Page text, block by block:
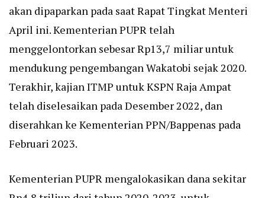
akan dipaparkan pada saat Rapat Tingkat Menteri
April ini. Kementerian PUPR telah
menggelontorkan sebesar Rp13,7 miliar untuk
mendukung pengembangan Wakatobi sejak 2020.
Terakhir, kajian ITMP untuk KSPN Raja Ampat
telah diselesaikan pada Desember 2022, dan
diserahkan ke Kementerian PPN/Bappenas pada
Februari 2023.
Kementerian PUPR mengalokasikan dana sekitar